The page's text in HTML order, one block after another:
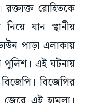
রোহিতকে
যান স্থানীয়
পাড়া এলাকায়
পুলিশ। এই ঘটনায়
বিজেপির